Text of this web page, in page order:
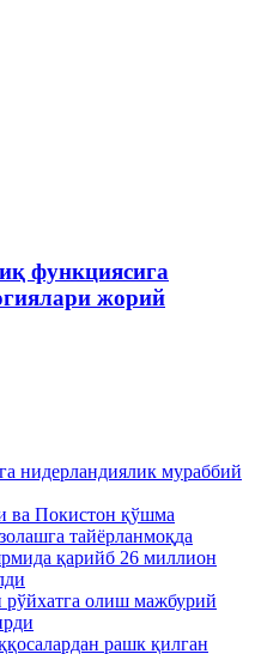
функциясига
жорий
нидерландиялик мураббий
ва Покистон қўшма
тайёрланмоқда
қарийб 26 миллион
рўйхатга олиш мажбурий
рашк қилган